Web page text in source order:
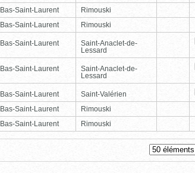
Bas-Saint-Laurent
Rimouski
Bas-Saint-Laurent Rimouski
Bas-Saint-Laurent
Saint-Anaclet-de-
Lessard
Bas-Saint-Laurent
Saint-Anaclet-de-
Lessard
Bas-Saint-Laurent
Saint-Valérien
Bas-Saint-Laurent
Rimouski
Bas-Saint-Laurent Rimouski